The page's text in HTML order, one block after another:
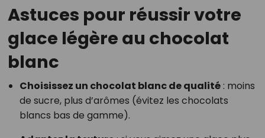
Astuces pour réussir votre
glace légère au chocolat
blanc
Choisissez un chocolat blanc de qualité: moins
de sucre, plus d’arômes (évitez les chocolats
blancs bas de gamme).